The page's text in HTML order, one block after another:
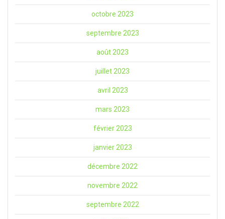
octobre 2023
septembre 2023
août 2023
juillet 2023
avril 2023
mars 2023
février 2023
janvier 2023
décembre 2022
novembre 2022
septembre 2022